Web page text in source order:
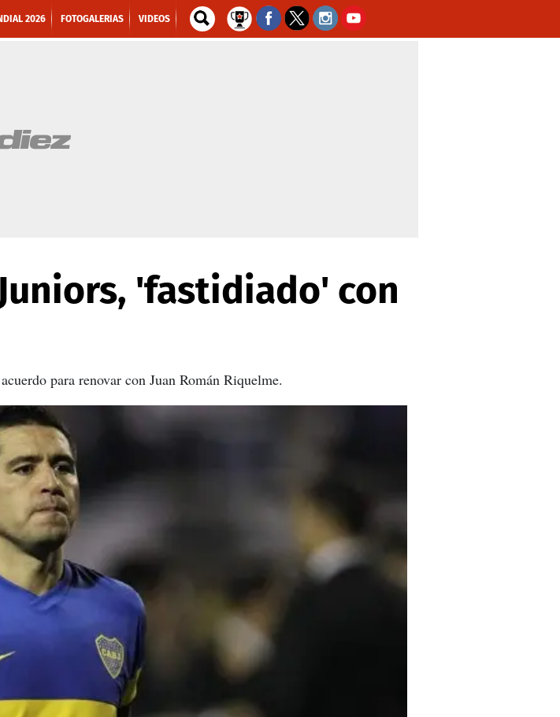
2026 FOTOGALERIAS VIDEOS
'fastidiado' con
para renovar con Juan Román Riquelme.